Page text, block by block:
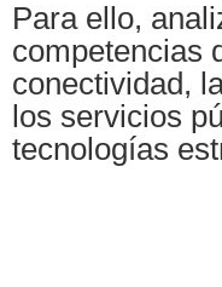
Para ello,
competencias
conectividad,
los servicios
tecnologías